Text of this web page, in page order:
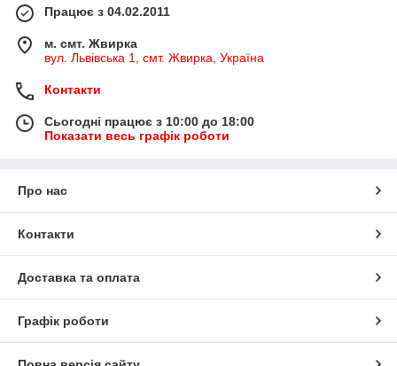
Працює з 04.02.2011
м. смт. Жвирка
вул. Львівська 1, смт. Жвирка, Україна
Контакти
Сьогодні працює з 10:00 до 18:00
Показати весь графік роботи
Про нас
Контакти
Доставка та оплата
Графік роботи